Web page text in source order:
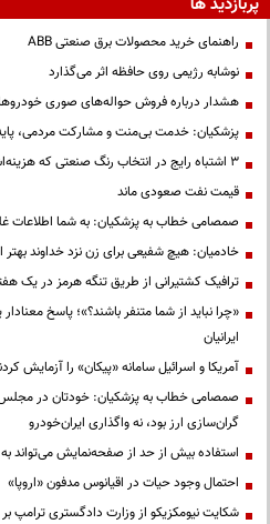
راهنمای خرید محصولات برق صنعتی ABB
نوشابه رژیمی روی حافظه اثر می‌گذارد
هشدار درباره فروش حواله‌های صوری
پزشکیان: خدمت بی‌منت و مشارکت مردمی،
3 اشتباه رایج در انتخاب رنگ صنعتی که هزینه‌اش را سال‌ها می‌پردازید...
قیمت نفت صعودی ماند
صمصامی خطاب به پزشکیان: به شما اطلاعات
خادمیان: هیچ شفیعی برای زن نزد خداوند
ترافیک کشتیرانی از طریق تنگه هرمز در یک هفته به ۳۳ کشتی
«چرا نباید از شما متنفر باشند؟»؛ پاسخ
ایرانیان
آمریکا و اسرائیل سامانه «پیکان» را آزمایش
صمصامی خطاب به پزشکیان: خودتان در مجلس
گران‌سازی ارز بود، نه واگذاری ایران‌خودرو
استفاده بیش از حد از صفحه‌نمایش می‌تواند
احتمال وجود حیات در اقیانوس مدفون «اروپا»
شکایت نیومکزیکو از وزارت دادگستری ترامپ